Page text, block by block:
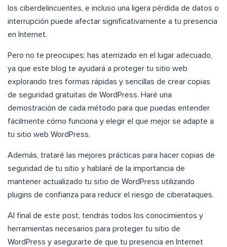
los ciberdelincuentes, e incluso una ligera pérdida de datos o
interrupción puede afectar significativamente a tu presencia
en Internet.
Pero no te preocupes; has aterrizado en el lugar adecuado,
ya que este blog te ayudará a proteger tu sitio web
explorando tres formas rápidas y sencillas de crear copias
de seguridad gratuitas de WordPress. Haré una
demostración de cada método para que puedas entender
fácilmente cómo funciona y elegir el que mejor se adapte a
tu sitio web WordPress.
Además, trataré las mejores prácticas para hacer copias de
seguridad de tu sitio y hablaré de la importancia de
mantener actualizado tu sitio de WordPress utilizando
plugins de confianza para reducir el riesgo de ciberataques.
Al final de este post, tendrás todos los conocimientos y
herramientas necesarios para proteger tu sitio de
WordPress y asegurarte de que tu presencia en Internet